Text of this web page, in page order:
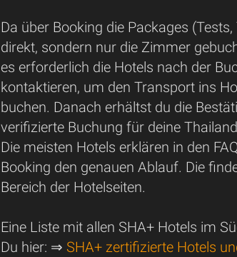
Da über Booking die Packages
direkt, sondern nur die Zimmer
es erforderlich die Hotels nach der
kontaktieren, um den Transport ins
buchen. Danach erhältst du die
verifizierte Buchung für deine
Die meisten Hotels erklären in den
Booking den genauen Ablauf. Die
Bereich der Hotelseiten.
Eine Liste mit allen SHA+ Hotels im
Du hier: ⇒ SHA+ zertifizierte Hotels